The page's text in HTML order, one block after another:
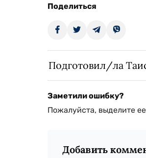
Поделиться
Подготовил/ла
Заметили ошибку?
Пожалуйста, выделите
Добавить